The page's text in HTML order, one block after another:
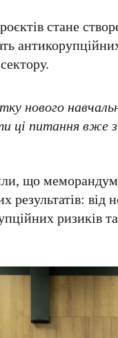
стане
нового
ці питання вже
що
від
ризиків